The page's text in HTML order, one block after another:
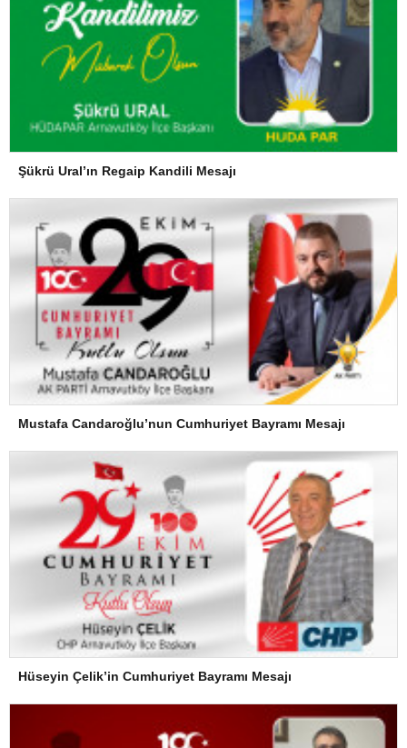
Şükrü Ural’ın Regaip Kandili Mesajı
Mustafa Candaroğlu’nun Cumhuriyet Bayramı Mesajı
Hüseyin Çelik’in Cumhuriyet Bayramı Mesajı